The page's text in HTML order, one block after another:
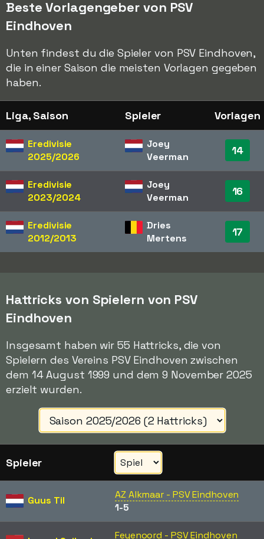
Beste Vorlagengeber von PSV
Eindhoven
Unten findest du die Spieler von PSV Eindhoven,
die in einer Saison die meisten Vorlagen gegeben
haben.
Liga, Saison Spieler Vorlagen
Eredivisie
2025/2026
Joey
Veerman
14
Eredivisie
2023/2024
Joey
Veerman
16
Eredivisie
2012/2013
Dries
Mertens
17
Hattricks von Spielern von PSV
Eindhoven
Insgesamt haben wir 55 Hattricks, die von
Spielern des Vereins PSV Eindhoven zwischen
dem 14 August 1999 und dem 9 November 2025
erzielt wurden.
Spieler
Guus Til
AZ Alkmaar - PSV Eindhoven
1-5
Feyenoord - PSV Eindhoven